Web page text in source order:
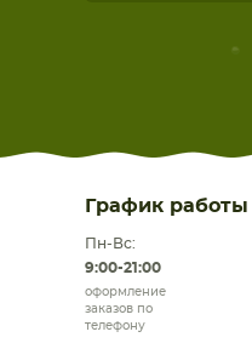
График работы
Пн-Вс:
9:00-21:00
оформление
заказов по
телефону